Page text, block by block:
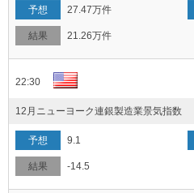
27.47万件
21.26万件
22:30
12月ニューヨーク連銀製造業景気指数
9.1
-14.5